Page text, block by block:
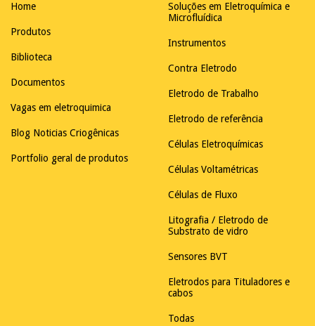
Home
Produtos
Biblioteca
Documentos
Vagas em eletroquimica
Blog Noticias Criogênicas
Portfolio geral de produtos
Soluções em Eletroquímica e
Microfluídica
Instrumentos
Contra Eletrodo
Eletrodo de Trabalho
Eletrodo de referência
Células Eletroquímicas
Células Voltamétricas
Células de Fluxo
Litografia / Eletrodo de
Substrato de vidro
Sensores BVT
Eletrodos para Tituladores e
cabos
Todas